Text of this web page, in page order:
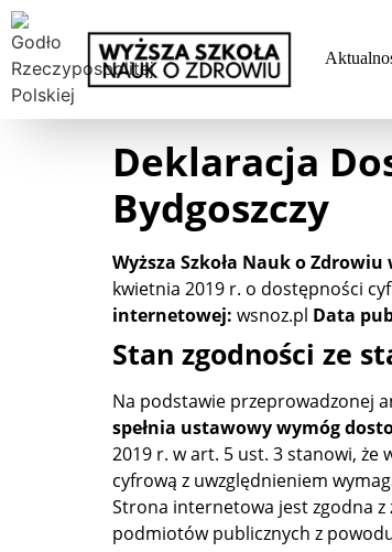
Deklaracja
Bydgoszczy
Wyższa Szkoła Nauk o Zdrowiu
kwietnia 2019 r. o dostępności
internetowej: wsnoz.pl Data
Stan zgodności ze
Na podstawie przeprowadzonej
spełnia ustawowy wymóg
2019 r. w art. 5 ust. 3 stanowi, że
cyfrową z uwzględnieniem
Strona internetowa jest zgodna
podmiotów publicznych z